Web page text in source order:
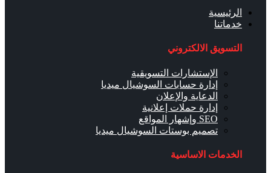
الرئيسية
خدماتنا
التسويق الالكتروني
الإستشارات التسويقية
إدارة حسابات السوشيال ميديا
الدعاية والإعلان
إدارة حملات إعلانية
SEO وإشهار المواقع
تصميم بوستات السوشيال ميديا
الخدمات الاساسية